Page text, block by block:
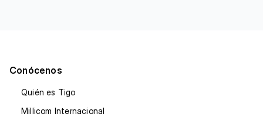
Conócenos
Quién es Tigo
Millicom Internacional